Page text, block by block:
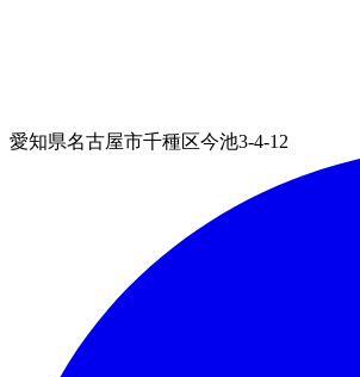
愛知県名古屋市千種区今池3-4-12